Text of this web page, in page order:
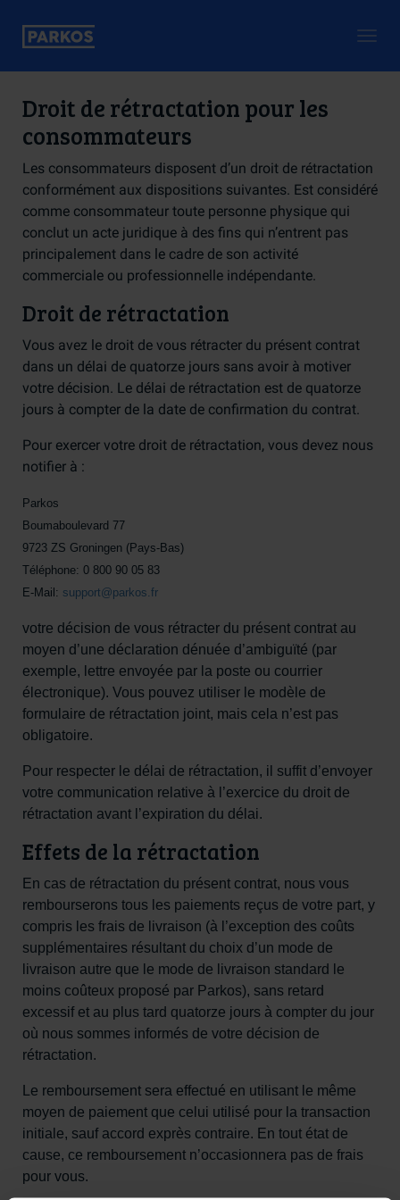
Droit de rétractation pour les
consommateurs
Les consommateurs disposent d’un droit de rétractation
conformément aux dispositions suivantes. Est considéré
comme consommateur toute personne physique qui
conclut un acte juridique à des fins qui n’entrent pas
principalement dans le cadre de son activité
commerciale ou professionnelle indépendante.
Droit de rétractation
Vous avez le droit de vous rétracter du présent contrat
dans un délai de quatorze jours sans avoir à motiver
votre décision. Le délai de rétractation est de quatorze
jours à compter de la date de confirmation du contrat.
Pour exercer votre droit de rétractation, vous devez nous
notifier à :
Parkos
Boumaboulevard 77
9723 ZS Groningen (Pays-Bas)
Téléphone: 0 800 90 05 83
E-Mail: support@parkos.fr
votre décision de vous rétracter du présent contrat au
moyen d’une déclaration dénuée d’ambiguïté (par
exemple, lettre envoyée par la poste ou courrier
électronique). Vous pouvez utiliser le modèle de
formulaire de rétractation joint, mais cela n’est pas
obligatoire.
Pour respecter le délai de rétractation, il suffit d’envoyer
votre communication relative à l’exercice du droit de
rétractation avant l’expiration du délai.
Effets de la rétractation
En cas de rétractation du présent contrat, nous vous
rembourserons tous les paiements reçus de votre part, y
compris les frais de livraison (à l’exception des coûts
supplémentaires résultant du choix d’un mode de
livraison autre que le mode de livraison standard le
moins coûteux proposé par Parkos), sans retard
excessif et au plus tard quatorze jours à compter du jour
où nous sommes informés de votre décision de
rétractation.
Le remboursement sera effectué en utilisant le même
moyen de paiement que celui utilisé pour la transaction
initiale, sauf accord exprès contraire. En tout état de
cause, ce remboursement n’occasionnera pas de frais
pour vous.